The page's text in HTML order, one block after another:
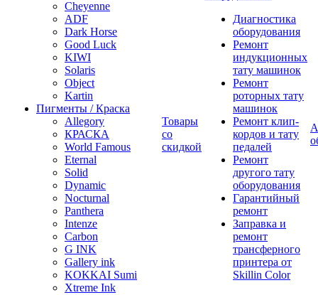
Cheyenne
ADF
Dark Horse
Good Luck
KIWI
Solaris
Object
Kartin
Пигменты / Краска
Allegory
КРАСКА
World Famous
Eternal
Solid
Dynamic
Nocturnal
Panthera
Intenze
Carbon
G INK
Gallery ink
KOKKAI Sumi
Xtreme Ink
Товары
со
скидкой
Диагностика
оборудования
Ремонт
индукционных
тату машинок
Ремонт
роторных тату
машинок
Ремонт клип-
кордов и тату
педалей
Ремонт
другого тату
оборудования
Гарантийный
ремонт
Заправка и
ремонт
трансферного
принтера от
Skillin Color